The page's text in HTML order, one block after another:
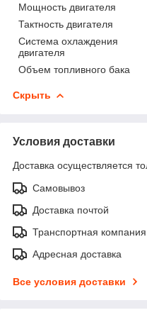
Мощность двигателя
Тактность двигателя
Система охлаждения
двигателя
Объем топливного бака
Скрыть
Условия доставки
Доставка осуществляется
Самовывоз
Доставка почтой
Транспортная компания
Адресная доставка
Все условия доставки